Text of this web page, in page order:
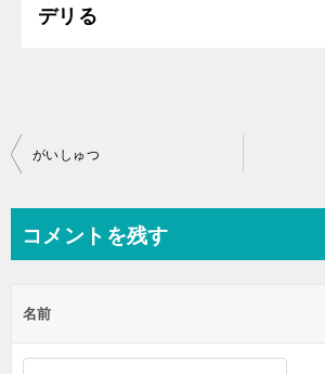
デリる
投
ビ
ー
シ
がいしゅつ
コメントを残す
名前